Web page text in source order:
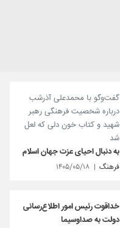
گفت‌وگو با محمدعلی آذرشب
درباره شخصیت فرهنگی رهبر
شهید و کتاب خون دلی که لعل
شد
به دنبال احیای عزت جهان اسلام
فرهنگ ۱۴۰۵/۰۵/۱۸
خداقوت رئیس امور اطلاع‌رسانی
دولت به صداوسیما